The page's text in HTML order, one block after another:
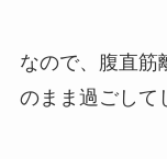
なので、腹直筋
のまま過ごして